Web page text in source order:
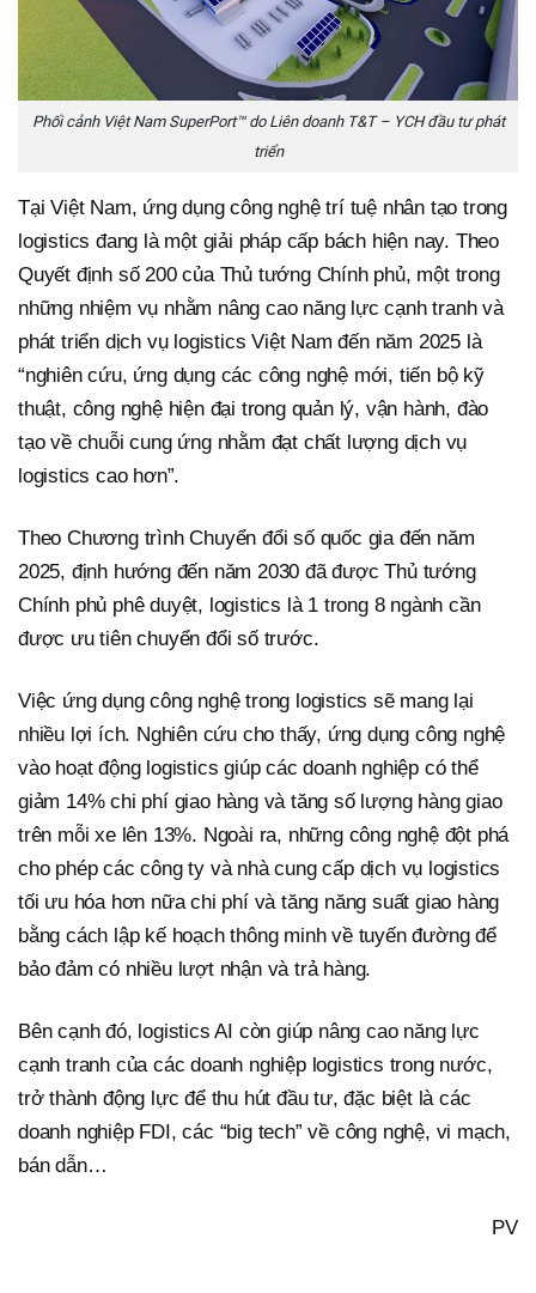
Phối cảnh Việt Nam SuperPort™ do Liên doanh T&T – YCH đầu tư phát
triển
Tại Việt Nam, ứng dụng công nghệ trí tuệ nhân tạo trong
logistics đang là một giải pháp cấp bách hiện nay. Theo
Quyết định số 200 của Thủ tướng Chính phủ, một trong
những nhiệm vụ nhằm nâng cao năng lực cạnh tranh và
phát triển dịch vụ logistics Việt Nam đến năm 2025 là
“nghiên cứu, ứng dụng các công nghệ mới, tiến bộ kỹ
thuật, công nghệ hiện đại trong quản lý, vận hành, đào
tạo về chuỗi cung ứng nhằm đạt chất lượng dịch vụ
logistics cao hơn”.
Theo Chương trình Chuyển đổi số quốc gia đến năm
2025, định hướng đến năm 2030 đã được Thủ tướng
Chính phủ phê duyệt, logistics là 1 trong 8 ngành cần
được ưu tiên chuyển đổi số trước.
Việc ứng dụng công nghệ trong logistics sẽ mang lại
nhiều lợi ích. Nghiên cứu cho thấy, ứng dụng công nghệ
vào hoạt động logistics giúp các doanh nghiệp có thể
giảm 14% chi phí giao hàng và tăng số lượng hàng giao
trên mỗi xe lên 13%. Ngoài ra, những công nghệ đột phá
cho phép các công ty và nhà cung cấp dịch vụ logistics
tối ưu hóa hơn nữa chi phí và tăng năng suất giao hàng
bằng cách lập kế hoạch thông minh về tuyến đường để
bảo đảm có nhiều lượt nhận và trả hàng.
Bên cạnh đó, logistics AI còn giúp nâng cao năng lực
cạnh tranh của các doanh nghiệp logistics trong nước,
trở thành động lực để thu hút đầu tư, đặc biệt là các
doanh nghiệp FDI, các “big tech” về công nghệ, vi mạch,
bán dẫn…
PV